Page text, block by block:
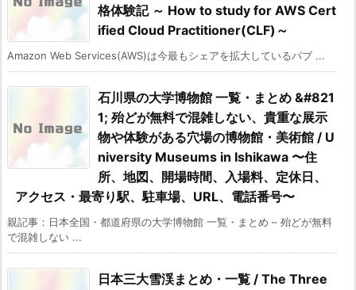
格体験記 ～ How to study for AWS Cert
ified Cloud Practitioner(CLF)～
Amazon Web Services(AWS)は今最もシェアを拡大しているパブ ...
石川県の大学博物館 一覧・まとめ &#821
1; 殆どが無料で混雑しない、貴重な展示
物や体験がある穴場の博物館・美術館 / U
niversity Museums in Ishikawa 〜住
所、地図、開場時間、入場料、定休日、
アクセス・最寄り駅、駐車場、URL、電話番号〜
親記事：日本全国・都道府県の大学博物館 一覧・まとめ – 殆どが無料
で混雑しない ...
日本三大雪渓まとめ・一覧 / The Three